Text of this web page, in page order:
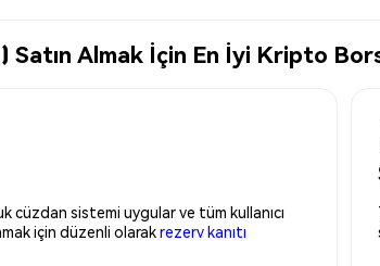
Satın Almak İçin En İyi Kripto
sistemi uygular ve tüm kullanıcı
için düzenli olarakrezerv kanıtı